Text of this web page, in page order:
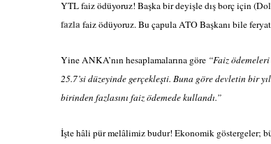
YTL faiz ödüyoruz! Başka bir deyişle dış borç için
fazlafaiz ödüyoruz. Bu çapula ATO Başkanı bile
Yine ANKA’nın hesaplamalarına göre “Faiz
25.7’si düzeyinde gerçekleşti. Buna göre devletin bir
birinden fazlasını faiz ödemede kullandı.”
İşte hâli pür melâlimiz budur! Ekonomik göstergeler;